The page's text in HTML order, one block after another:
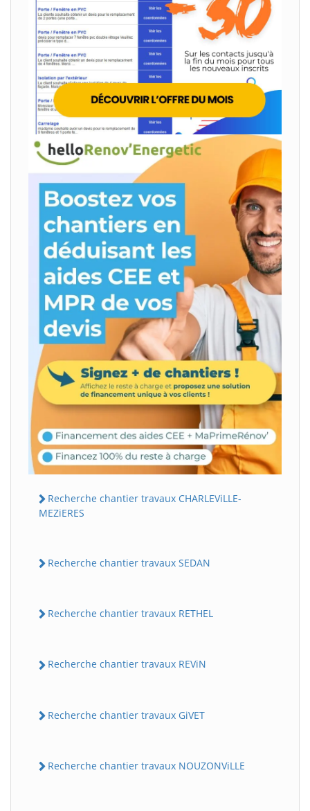
Recherche chantier travaux CHARLEViLLE-
MEZiERES
Recherche chantier travaux SEDAN
Recherche chantier travaux RETHEL
Recherche chantier travaux REViN
Recherche chantier travaux GiVET
Recherche chantier travaux NOUZONViLLE